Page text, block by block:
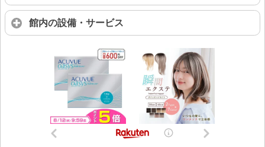
館内の設備・サービス